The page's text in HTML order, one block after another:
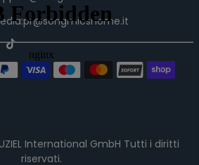
International GmbH Tutti i diritti
riservati.